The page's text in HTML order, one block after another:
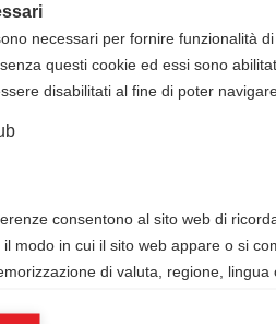
Active Studio
110,00 € IVA
FAD
Cognome
titolo corso
necessari per fornire funzionalità
questi cookie ed essi sono
disabilitati al fine di poter
consentono al sito web di
il modo in cui il sito web appare o si
di valuta, regione, lingua